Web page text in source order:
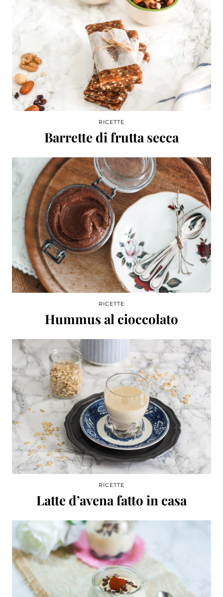
RICETTE
Barrette di frutta secca
RICETTE
Hummus al cioccolato
RICETTE
Latte d’avena fatto in casa